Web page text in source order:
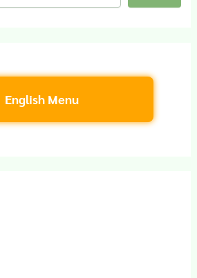
English Menu